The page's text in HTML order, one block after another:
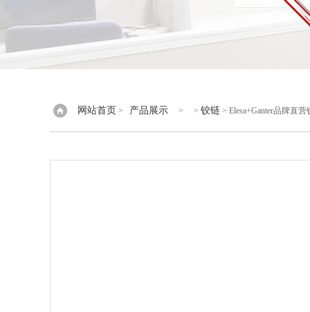
网站首页 > 产品展示 > > 铰链 > Elesa+Ganter品牌直